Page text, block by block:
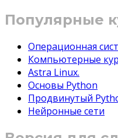
Популярные
Операционная
Компьютерные
Astra Linux.
Основы Python
Продвинутый
Нейронные сети